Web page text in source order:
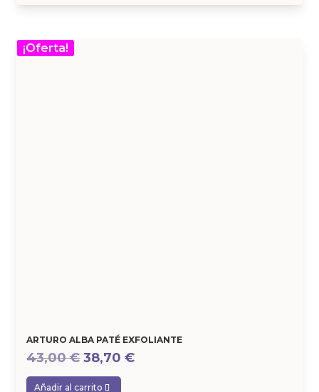
era:
es:
¡Oferta!
ARTURO ALBA PATÉ EXFOLIANTE
43,00€ El
precio
38,70€El
Añadir al carrito